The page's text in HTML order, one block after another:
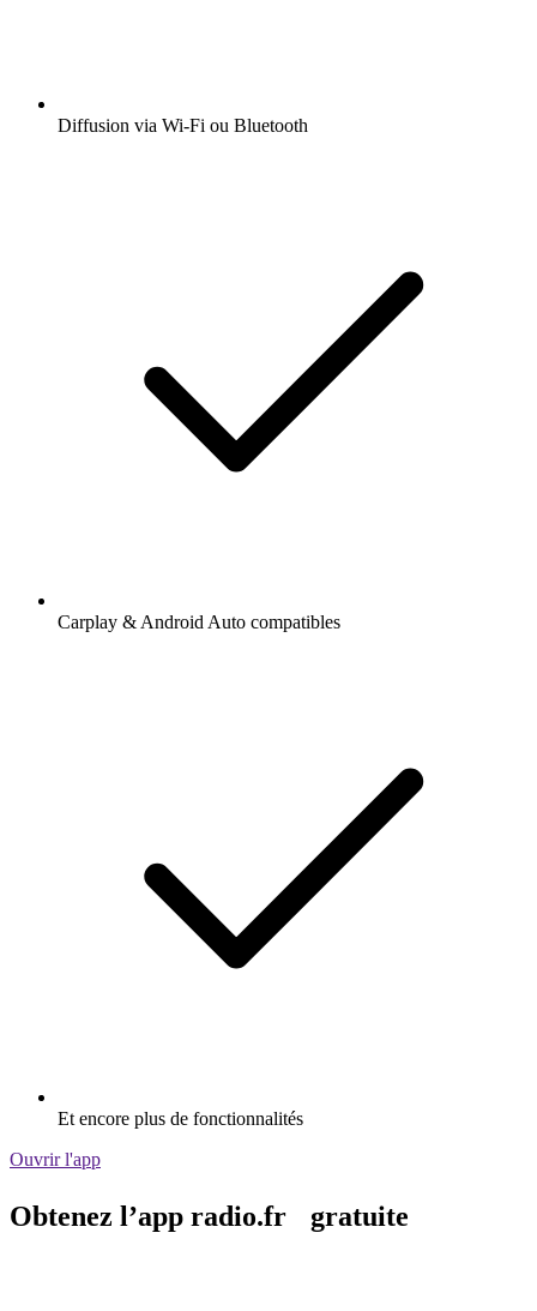
Diffusion via Wi-Fi ou Bluetooth
Carplay & Android Auto compatibles
Et encore plus de fonctionnalités
Ouvrir l'app
Obtenez l’app radio.fr gratuite